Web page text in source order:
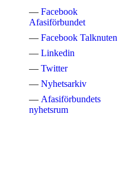
Facebook
Afasiförbundet
Facebook Talknuten
Linkedin
Twitter
Nyhetsarkiv
Afasiförbundets
nyhetsrum